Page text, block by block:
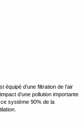
équipé d’une filtration de l’air
d’une pollution importante
système 90% de la